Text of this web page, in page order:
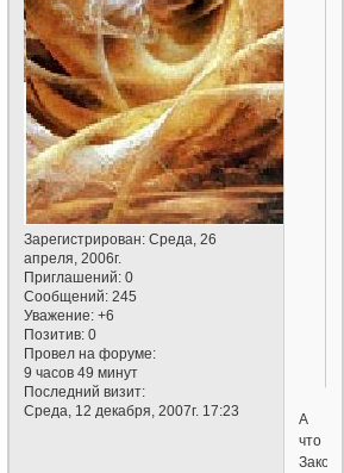
Зарегистрирован: Среда, 26
апреля, 2006г.
Приглашений: 0
Сообщений: 245
Уважение: +6
Позитив: 0
Провел на форуме:
9 часов 49 минут
Последний визит:
Среда, 12 декабря, 2007г. 17:23
А
что